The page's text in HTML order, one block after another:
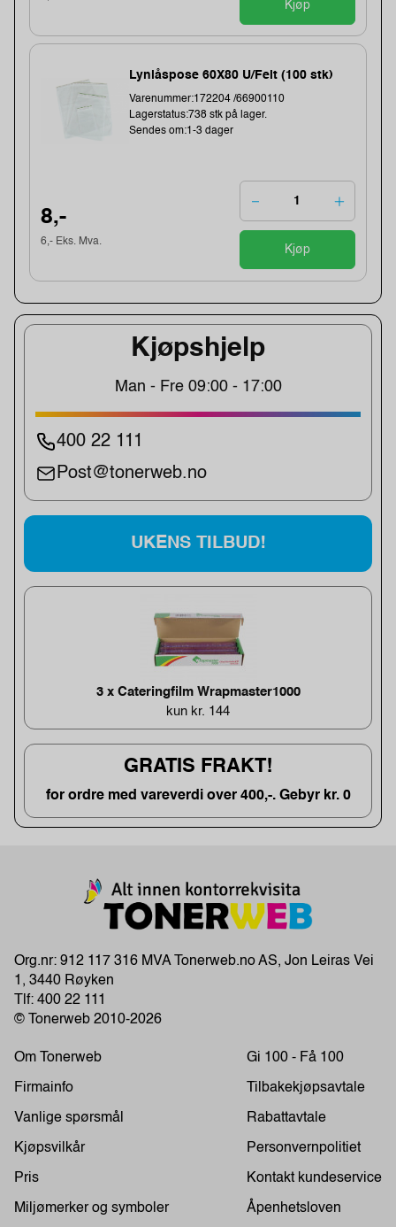
Kjøpshjelp
Man - Fre 09:00 - 17:00
400 22 111
Post@tonerweb.no
UKENS TILBUD!
3 x Cateringfilm Wrapmaster1000
kun kr. 144
GRATIS FRAKT!
for ordre med vareverdi over 400,-. Gebyr kr. 0
Kjøp
Lynlåspose 60X80 U/Felt (100 stk)
Varenummer:172204 /66900110
Lagerstatus:738 stk på lager.
Sendes om:1-3 dager
8,-
6,- Eks. Mva.
Kjøp
Org.nr: 912 117 316 MVA Tonerweb.no AS, Jon Leiras Vei
1, 3440 Røyken
Tlf: 400 22 111
© Tonerweb 2010-2026
Om Tonerweb
Firmainfo
Vanlige spørsmål
Kjøpsvilkår
Pris
Miljømerker og symboler
Gi 100 - Få 100
Tilbakekjøpsavtale
Rabattavtale
Personvernpolitiet
Kontakt kundeservice
Åpenhetsloven